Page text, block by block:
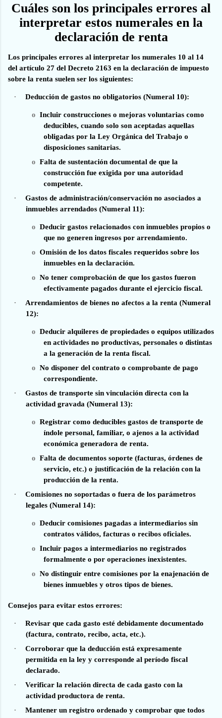
Cuáles son los principales errores al
interpretar estos numerales en la
declaración de renta
Los principales errores al interpretar los numerales 10 al 14
del artículo 27 del Decreto 2163 en la declaración de impuesto
sobre la renta suelen ser los siguientes:
· Deducción de gastos no obligatorios (Numeral 10):
o Incluir construcciones o mejoras voluntarias como
deducibles, cuando solo son aceptadas aquellas
obligadas por la Ley Orgánica del Trabajo o
disposiciones sanitarias.
o Falta de sustentación documental de que la
construcción fue exigida por una autoridad
competente.
·
Gastos de administración/conservación no asociados a
inmuebles arrendados (Numeral 11):
o Deducir gastos relacionados con inmuebles propios o
que no generen ingresos por arrendamiento.
o Omisión de los datos fiscales requeridos sobre los
inmuebles en la declaración.
o No tener comprobación de que los gastos fueron
efectivamente pagados durante el ejercicio fiscal.
·
Arrendamientos de bienes no afectos a la renta (Numeral
12):
o Deducir alquileres de propiedades o equipos utilizados
en actividades no productivas, personales o distintas
a la generación de la renta fiscal.
o No disponer del contrato o comprobante de pago
correspondiente.
·
Gastos de transporte sin vinculación directa con la
actividad gravada (Numeral 13):
o Registrar como deducibles gastos de transporte de
índole personal, familiar, o ajenos a la actividad
económica generadora de renta.
o Falta de documentos soporte (facturas, órdenes de
servicio, etc.) o justificación de la relación con la
producción de la renta.
·
Comisiones no soportadas o fuera de los parámetros
legales (Numeral 14):
o Deducir comisiones pagadas a intermediarios sin
contratos válidos, facturas o recibos oficiales.
o Incluir pagos a intermediarios no registrados
formalmente o por operaciones inexistentes.
o No distinguir entre comisiones por la enajenación de
bienes inmuebles y otros tipos de bienes.
Consejos para evitar estos errores:
·
Revisar que cada gasto esté debidamente documentado
(factura, contrato, recibo, acta, etc.).
·
Corroborar que la deducción está expresamente
permitida en la ley y corresponde al período fiscal
declarado.
·
Verificar la relación directa de cada gasto con la
actividad productora de renta.
·
Mantener un registro ordenado y comprobar que todos